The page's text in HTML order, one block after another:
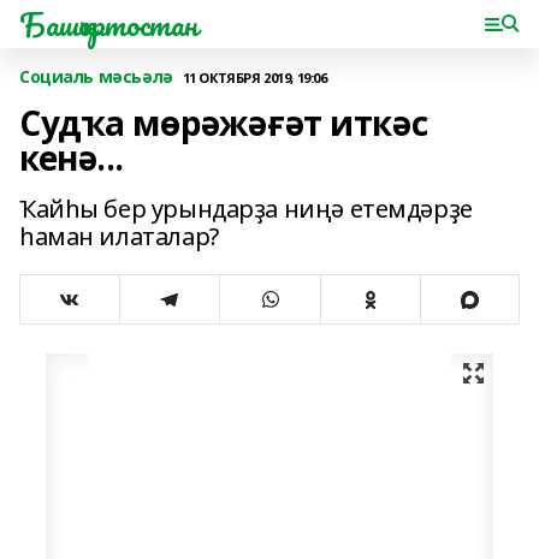
Башҡортостан
Социаль мәсьәлә 11 ОКТЯБРЯ 2019, 19:06
Судҡа мөрәжәғәт иткәс
кенә...
Ҡайһы бер урындарҙа ниңә етемдәрҙе
һаман илаталар?